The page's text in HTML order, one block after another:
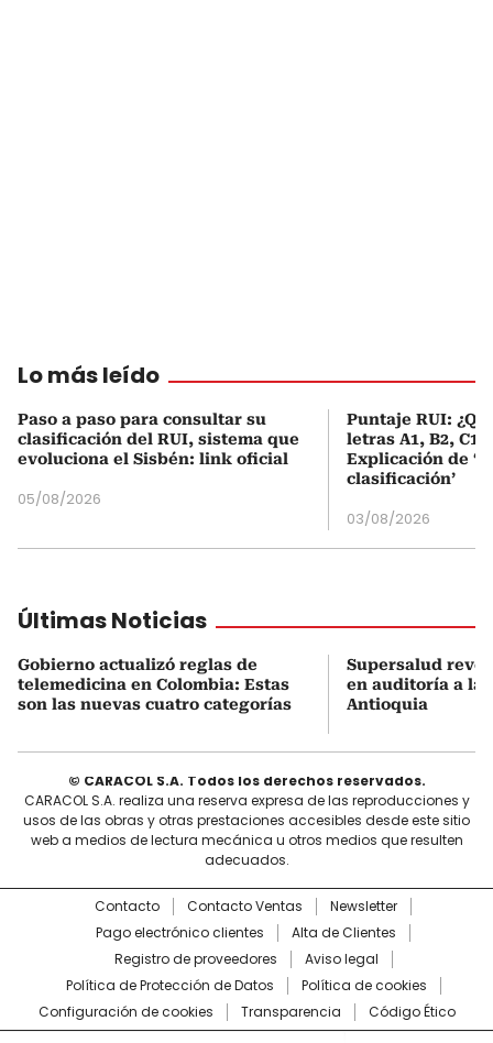
Lo más leído
Paso a paso para consultar su
clasificación del RUI, sistema que
evoluciona el Sisbén: link oficial
05/08/2026
Puntaje RUI:
letras A1, B2, C1
Explicación de
clasificación’
03/08/2026
Últimas Noticias
Gobierno actualizó reglas de
telemedicina en Colombia: Estas
son las nuevas cuatro categorías
Supersalud
en auditoría a la
Antioquia
© CARACOL S.A. Todos los derechos reservados.
CARACOL S.A. realiza una reserva expresa de las reproducciones y
usos de las obras y otras prestaciones accesibles desde este sitio
web a medios de lectura mecánica u otros medios que resulten
adecuados.
Contacto Contacto Ventas
Newsletter
Pago electrónico clientes
Alta de Clientes
Registro de proveedores
Aviso legal
Política de Protección de Datos
Política de cookies
Configuración de cookies
Transparencia Código Ético